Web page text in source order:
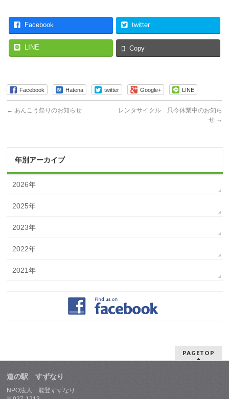
Facebook twitter
LINE Copy
Facebook Hatena twitter Google+ LINE
← あんこう祭りのお知らせ
レンタサイクル 只今休業中のお知ら
せ →
年別アーカイブ
2026年
2025年
2023年
2022年
2021年
PAGETOP
道の駅 すずなり
NPO法人 能登すずなり